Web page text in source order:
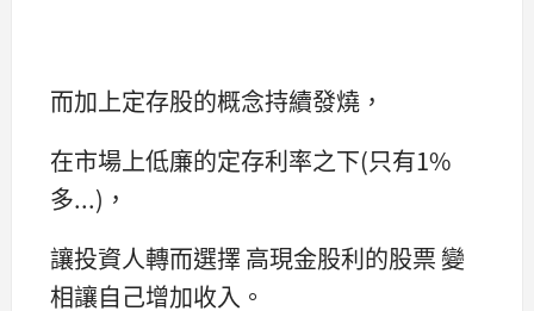
而加上定存股的概念持續發燒，
在市場上低廉的定存利率之下(只有1%
多...)，
讓投資人轉而選擇 高現金股利的股票 變
相讓自己增加收入。